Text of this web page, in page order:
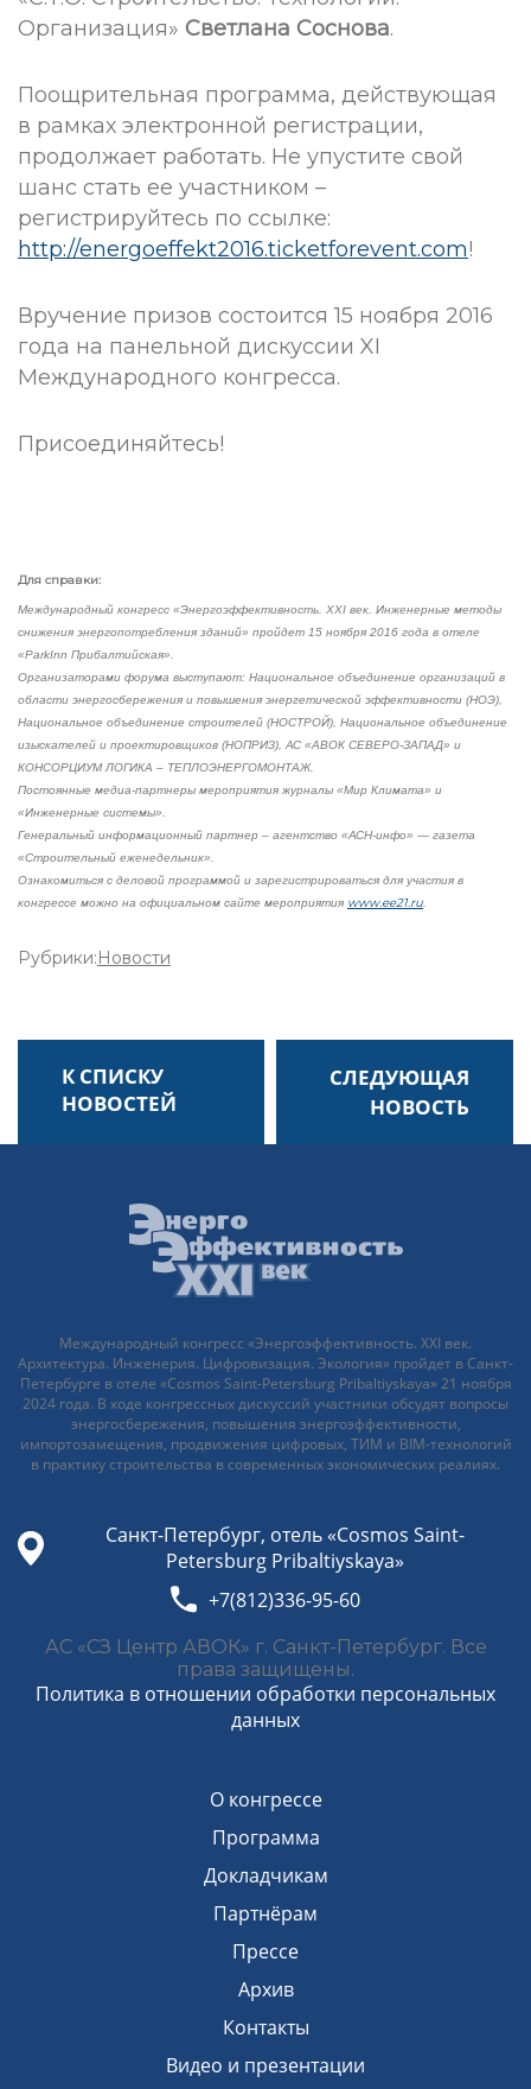
Организация» Светлана Соснова.
Поощрительная программа, действующая
в рамках электронной регистрации,
продолжает работать. Не упустите свой
шанс стать ее участником –
регистрируйтесь по ссылке:
http://energoeffekt2016.ticketforevent.com!
Вручение призов состоится 15 ноября 2016
года на панельной дискуссии XI
Международного конгресса.
Присоединяйтесь!
Для справки:
Международный конгресс «Энергоэффективность. XXI век. Инженерные методы
снижения энергопотребления зданий» пройдет 15 ноября 2016 года в отеле
«ParkInn Прибалтийская».
Организаторами форума выступают: Национальное объединение организаций в
области энергосбережения и повышения энергетической эффективности (НОЭ),
Национальное объединение строителей (НОСТРОЙ), Национальное объединение
изыскателей и проектировщиков (НОПРИЗ), АС «АВОК СЕВЕРО-ЗАПАД» и
КОНСОРЦИУМ ЛОГИКА – ТЕПЛОЭНЕРГОМОНТАЖ.
Постоянные медиа-партнеры мероприятия журналы «Мир Климата» и
«Инженерные системы».
Генеральный информационный партнер – агентство «АСН-инфо» — газета
«Строительный еженедельник».
Ознакомиться с деловой программой и зарегистрироваться для участия в
конгрессе можно на официальном сайте мероприятия www.ee21.ru
Рубрики:Новости
К СПИСКУ
НОВОСТЕЙ
НАВИГАЦИЯ
ЗАПИСЯМ
Международный конгресс «Энергоэффективность. XXI век.
Архитектура. Инженерия. Цифровизация. Экология» пройдет в Санкт-
Петербурге в отеле «Cosmos Saint-Petersburg Pribaltiyskaya» 21 ноября
2024 года. В ходе конгрессных дискуссий участники обсудят вопросы
энергосбережения, повышения энергоэффективности,
импортозамещения, продвижения цифровых, ТИМ и BIM-технологий
в практику строительства в современных экономических реалиях.
Санкт-Петербург, отель «Cosmos Saint-
Petersburg Pribaltiyskaya»
+7(812)336-95-60
АС «СЗ Центр АВОК» г. Санкт-Петербург. Все
права защищены.
Политика в отношении обработки персональных
данных
О конгрессе
Программа
Докладчикам
Партнёрам
Прессе
Архив
Контакты
Видео и презентации